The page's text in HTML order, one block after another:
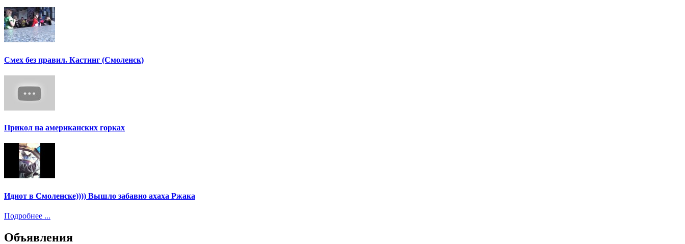
Смех без правил. Кастинг (Смоленск)
Прикол на американских горках
Идиот в Смоленске)))) Вышло забавно ахаха Ржака
Подробнее ...
Объявления